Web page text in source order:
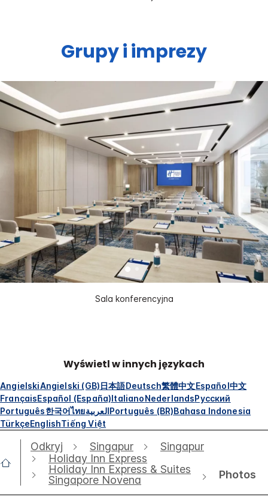
Grupy i imprezy
Sala konferencyjna
Wyświetl w innych językach
AngielskiAngielski (GB)日本語Deutsch繁體中文Español中文
FrançaisEspañol (España)ItalianoNederlandsРусский
Português한국어ไทยالعربيةPortuguês (BR)Bahasa Indonesia
TürkçeEnglishTiếng Việt
Odkryj Singapur
Singapur
Holiday Inn Express
Holiday Inn Express & Suites
Singapore Novena
Photos